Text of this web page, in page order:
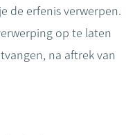
de erfenis verwerpen.
op te laten
na aftrek van